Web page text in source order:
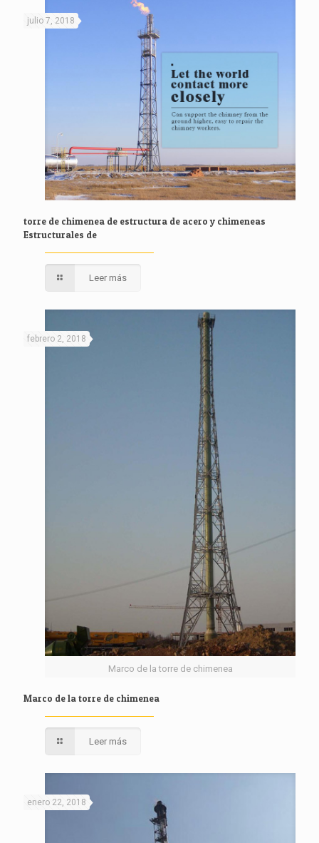
julio 7, 2018
torre de chimenea de estructura de acero y chimeneas
Estructurales de
Leer más
Marco de la torre de chimenea
febrero 2, 2018
Marco de la torre de chimenea
Leer más
enero 22, 2018